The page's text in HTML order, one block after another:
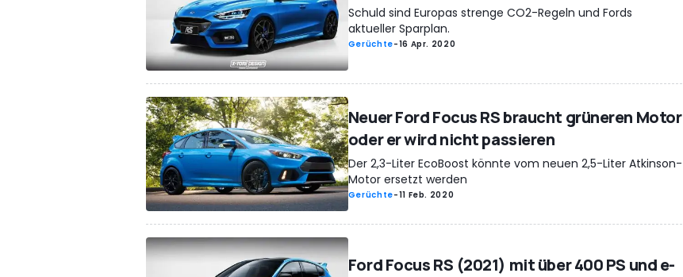
Schuld sind Europas strenge CO2-Regeln und Fords
aktueller Sparplan.
Gerüchte-16 Apr. 2020
Neuer Ford Focus RS braucht grüneren Motor
oder er wird nicht passieren
Der 2,3-Liter EcoBoost könnte vom neuen 2,5-Liter Atkinson-
Motor ersetzt werden
Gerüchte-11 Feb. 2020
Ford Focus RS (2021) mit über 400 PS und e-